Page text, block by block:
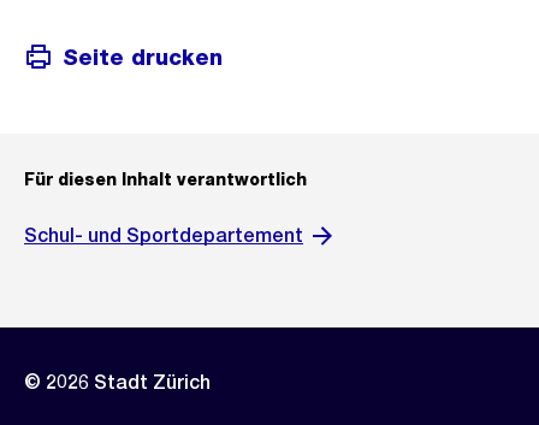
Seite drucken
Für diesen Inhalt verantwortlich
Schul- und Sportdepartement
© 2026 Stadt Zürich